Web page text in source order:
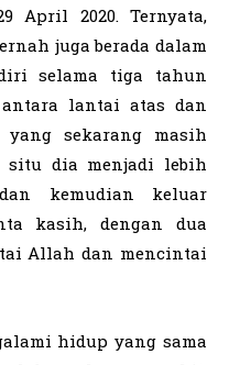
April 2020. Ternyata,
juga berada dalam
selama tiga tahun
lantai atas dan
sekarang masih
dia menjadi lebih
kemudian keluar
kasih, dengan dua
Allah dan mencintai
hidup yang sama